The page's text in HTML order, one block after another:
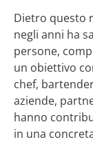
Dietro questo
negli anni ha
persone,
un obiettivo
chef,
aziende,
hanno
in una